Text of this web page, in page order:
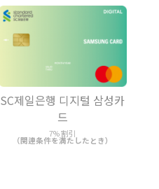
SC제일은행 디지털 삼성카
드
7% 割引
（関連条件を満たしたとき）